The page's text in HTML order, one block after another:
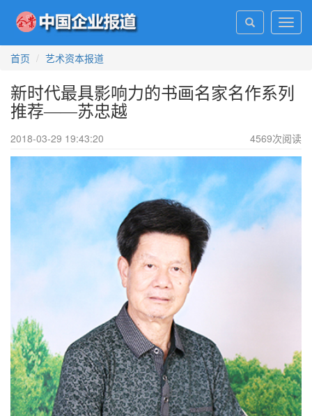
首页
艺术资本报道
新时代最具影响力的书画名家名作系列
推荐——苏忠越
2018-03-29 19:43:20 4569次阅读